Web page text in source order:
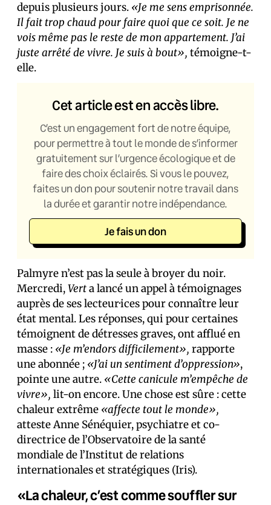
depuis plusieurs jours. «Je me sens emprisonnée.
Il fait trop chaud pour faire quoi que ce soit. Je ne
vois même pas le reste de mon appartement. J’ai
juste arrêté de vivre. Je suis à bout», témoigne-t-
elle.
Cet article est en accès libre.
C’est un engagement fort de notre équipe,
pour permettre à tout le monde de s’informer
gratuitement sur l’urgence écologique et de
faire des choix éclairés. Si vous le pouvez,
faites un don pour soutenir notre travail dans
la durée et garantir notre indépendance.
Je fais un don
Palmyre n’est pas la seule à broyer du noir.
Mercredi,Verta lancé un appel à témoignages
auprès de ses lecteur·ices pour connaître leur
état mental. Les réponses, qui pour certaines
témoignent de détresses graves, ont afflué en
masse : «Je m’endors difficilement», rapporte
une abonnée ; «J’ai un sentiment d’oppression»,
pointe une autre. «Cette canicule m’empêche de
vivre», lit-on encore. Une chose est sûre : cette
chaleur extrême «affecte tout le monde»,
atteste Anne Sénéquier, psychiatre et co-
directrice de l’Observatoire de la santé
mondiale de l’Institut de relations
internationales et stratégiques (Iris).
«La chaleur, c’est comme souffler sur